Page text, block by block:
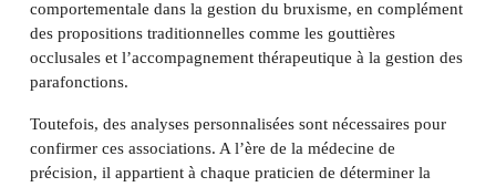
comportementale dans la gestion du bruxisme, en complément
des propositions traditionnelles comme les gouttières
occlusales et l’accompagnement thérapeutique à la gestion des
parafonctions.
Toutefois, des analyses personnalisées sont nécessaires pour
confirmer ces associations. A l’ère de la médecine de
précision, il appartient à chaque praticien de déterminer la